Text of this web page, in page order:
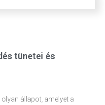
tünetei és
állapot, amelyet a